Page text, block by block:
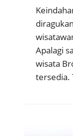
Apalagi
wisata
tersedia.